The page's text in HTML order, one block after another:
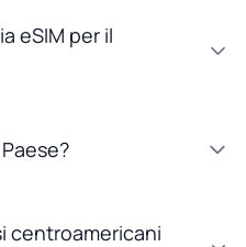
eSIM per il
centroamericani